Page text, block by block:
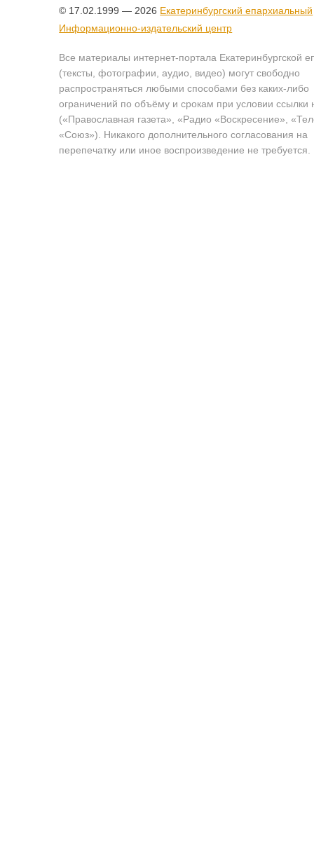
© 17.02.1999 — 2026 Екатеринбургский епархиальный
Информационно-издательский центр
Все материалы интернет-портала Екатеринбургской
(тексты, фотографии, аудио, видео) могут свободно
распространяться любыми способами без каких-либо
ограничений по объёму и срокам при условии ссылки
(«Православная газета», «Радио «Воскресение»,
«Союз»). Никакого дополнительного согласования на
перепечатку или иное воспроизведение не требуется.